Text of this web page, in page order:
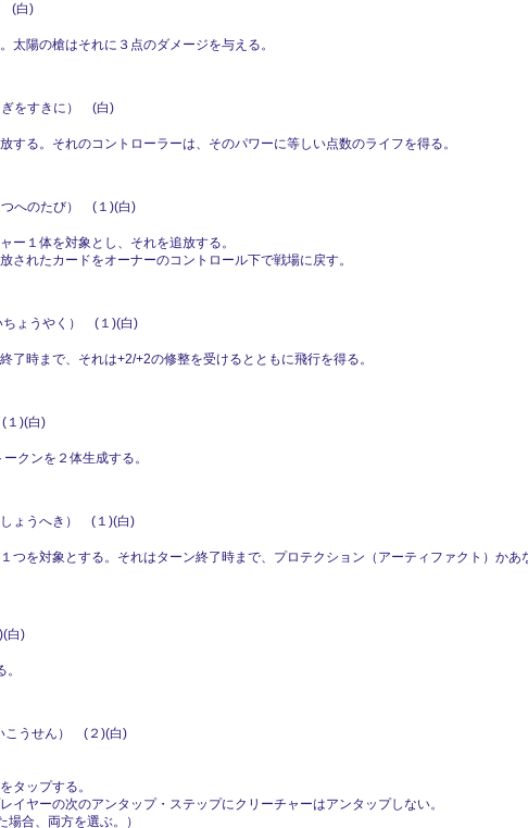
(白)
太陽の槍はそれに３点のダメージを与える。
ぎをすきに） (白)
する。それのコントローラーは、そのパワーに等しい点数のライフを得る。
つへのたび） (１)(白)
ー１体を対象とし、それを追放する。
されたカードをオーナーのコントロール下で戦場に戻す。
ちょうやく） (１)(白)
了時まで、それは+2/+2の修整を受けるとともに飛行を得る。
１)(白)
クンを２体生成する。
しょうへき） (１)(白)
つを対象とする。それはターン終了時まで、プロテクション（アーティファクト）か
白)
こうせん） (２)(白)
タップする。
イヤーの次のアンタップ・ステップにクリーチャーはアンタップしない。
合、両方を選ぶ。）